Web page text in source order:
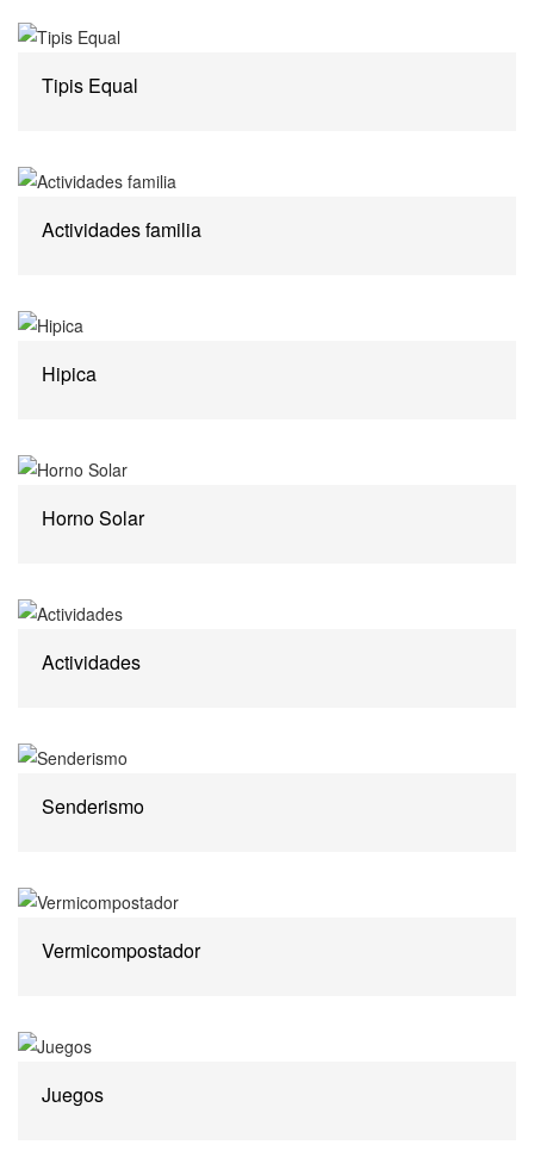
Tipis Equal
Actividades familia
Hipica
Horno Solar
Actividades
Senderismo
Vermicompostador
Juegos